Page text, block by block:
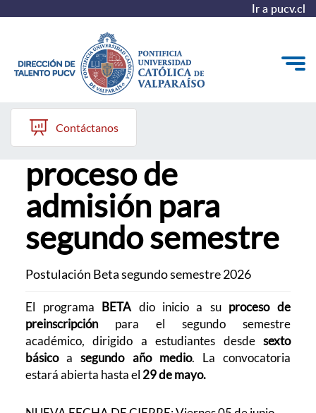
Ir a pucv.cl
Quiénes somos
Nuestros Programas
Investigación
Recursos
Contáctanos
BETA PUCV inicia
proceso de
admisión para
segundo semestre
Postulación Beta segundo semestre 2026
El programa BETA dio inicio a su proceso de
preinscripciónpara el segundo semestre
académico, dirigido a estudiantes desdesexto
básicoasegundo año medio. La convocatoria
estará abierta hasta el 29 de mayo.